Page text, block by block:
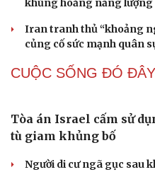
Du lịch
khủng hoảng năng lượng
Iran tranh thủ “khoảng
củng cố sức mạnh quân
CUỘC SỐNG ĐÓ ĐÂY
Tòa án Israel cấm sử
tù giam khủng bố
Người di cư ngã gục sau